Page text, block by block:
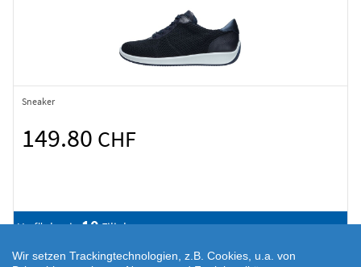
Sneaker
149.80 CHF
Verfügbar in10Filialen
Wir setzen Trackingtechnologien, z.B. Cookies, u.a. von